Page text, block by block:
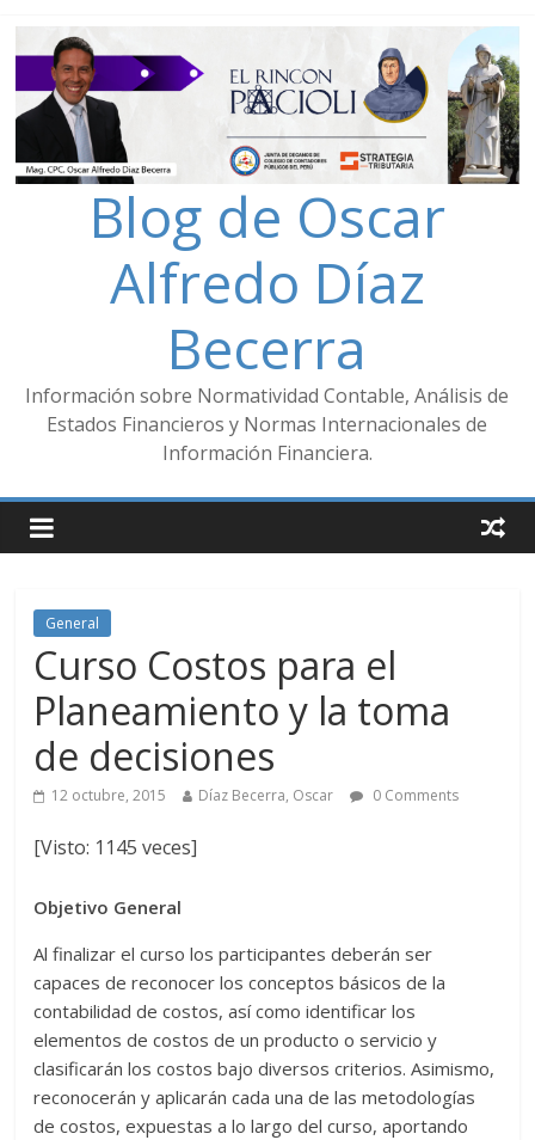
Blog de Oscar
Alfredo Díaz
Becerra
Información sobre Normatividad Contable, Análisis de
Estados Financieros y Normas Internacionales de
Información Financiera.
General
Curso Costos para el
Planeamiento y la toma
de decisiones
12 octubre, 2015 Díaz Becerra, Oscar 0 Comments
[Visto: 1145 veces]
Objetivo General
Al finalizar el curso los participantes deberán ser
capaces de reconocer los conceptos básicos de la
contabilidad de costos, así como identificar los
elementos de costos de un producto o servicio y
clasificarán los costos bajo diversos criterios. Asimismo,
reconocerán y aplicarán cada una de las metodologías
de costos, expuestas a lo largo del curso, aportando